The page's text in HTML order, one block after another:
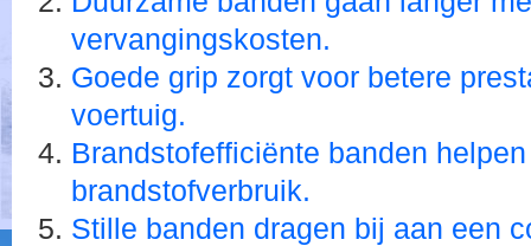
vervangingskosten.
Goede grip zorgt voor betere
voertuig.
Brandstofefficiënte banden
brandstofverbruik.
Stille banden dragen bij aan een